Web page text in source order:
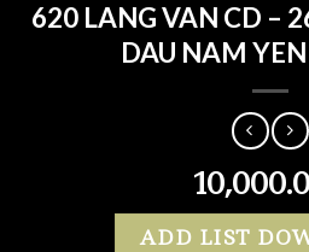
620 LANG VAN CD –
DAU NAM
ADD LIST